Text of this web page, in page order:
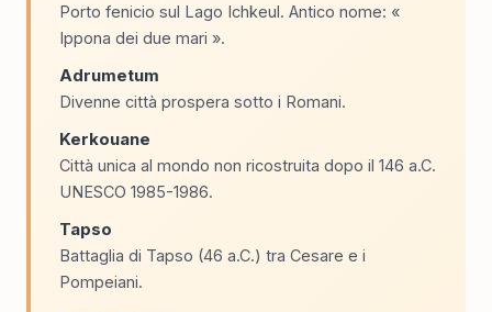
Porto fenicio sul Lago Ichkeul. Antico nome: «
Ippona dei due mari ».
Adrumetum
Divenne città prospera sotto i Romani.
Kerkouane
Città unica al mondo non ricostruita dopo il 146 a.C.
UNESCO 1985-1986.
Tapso
Battaglia di Tapso (46 a.C.) tra Cesare e i
Pompeiani.